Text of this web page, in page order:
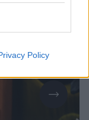
Policy